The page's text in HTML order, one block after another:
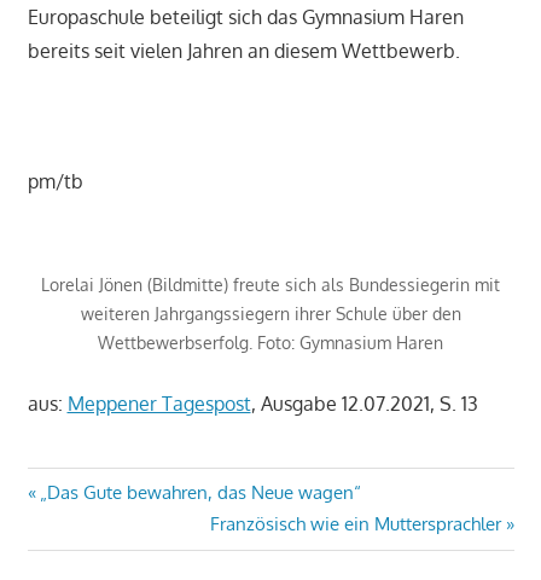
Europaschule beteiligt sich das Gymnasium Haren
bereits seit vielen Jahren an diesem Wettbewerb.
pm/tb
Lorelai Jönen (Bildmitte) freute sich als Bundessiegerin mit
weiteren Jahrgangssiegern ihrer Schule über den
Wettbewerbserfolg. Foto: Gymnasium Haren
aus: Meppener Tagespost, Ausgabe 12.07.2021, S. 13
Beitragsnavigation
Vorheriger
„Das Gute bewahren, das Neue wagen“
Nächster
Beitrag:
Französisch wie ein Muttersprachler